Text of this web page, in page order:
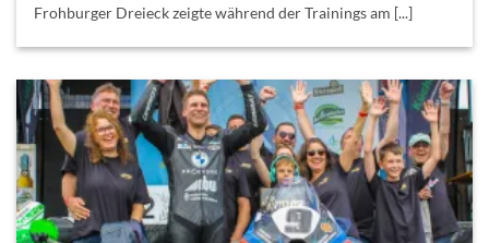
Frohburger Dreieck zeigte während der Trainings am [...]